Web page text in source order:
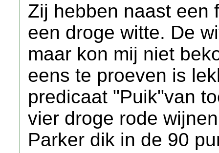
Zij hebben naast een
een droge witte. De
maar kon mij niet
eens te proeven is
predicaat "Puik"van
vier droge rode
Parker dik in de 90